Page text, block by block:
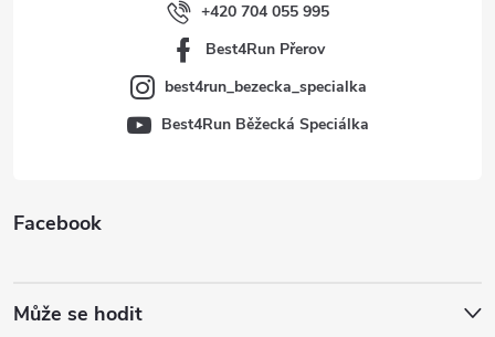
Facebook
Může se hodit
+420 704 055 995
Best4Run Přerov
best4run_bezecka_specialka
Best4Run Běžecká Speciálka